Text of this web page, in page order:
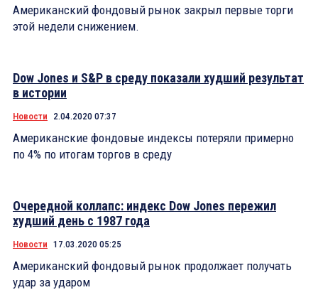
Американский фондовый рынок закрыл первые торги
этой недели снижением.
Dow Jones и S&P в среду показали худший результат
в истории
Новости 2.04.2020 07:37
Американские фондовые индексы потеряли примерно
по 4% по итогам торгов в среду
Очередной коллапс: индекс Dow Jones пережил
худший день с 1987 года
Новости 17.03.2020 05:25
Американский фондовый рынок продолжает получать
удар за ударом